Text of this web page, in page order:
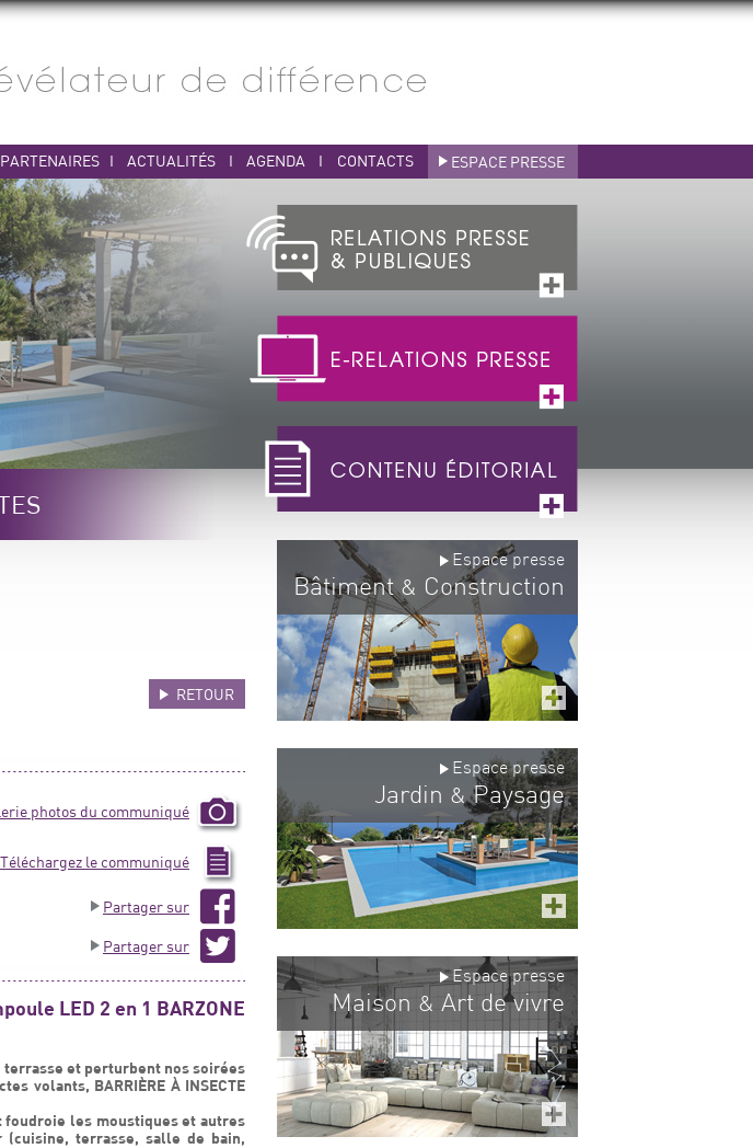
PARTENAIRES I ACTUALITÉS I AGENDA I CONTACTS ESPACE PRESSE
RETOUR
photos du communiqué
Téléchargez le communiqué
Partager sur
Partager sur
LED 2 en 1 BARZONE
terrasse et perturbent nos soirées
volants, BARRIÈRE À INSECTE
foudroie les moustiques et autres
terrasse, salle de bain,
Espace presse
Bâtiment& Construction
Espace presse
Jardin &Paysage
Espace presse
Maison & Art de vivre